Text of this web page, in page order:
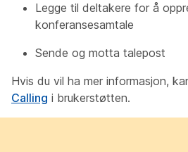
Legge til deltakere for å
konferansesamtale
Sende og motta talepost
Hvis du vil ha mer informasjon,
Calling i brukerstøtten.